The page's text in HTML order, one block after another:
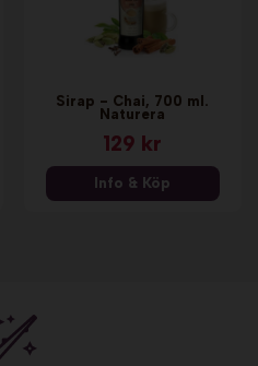
Sirap - Chai, 700 ml.
Naturera
129 kr
Info & Köp